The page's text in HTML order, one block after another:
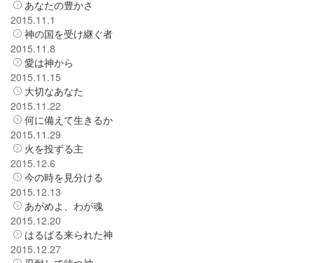
あなたの豊かさ
2015.11.1
神の国を受け継ぐ者
2015.11.8
愛は神から
2015.11.15
大切なあなた
2015.11.22
何に備えて生きるか
2015.11.29
火を投ずる主
2015.12.6
今の時を見分ける
2015.12.13
あがめよ、わが魂
2015.12.20
はるばる来られた神
2015.12.27